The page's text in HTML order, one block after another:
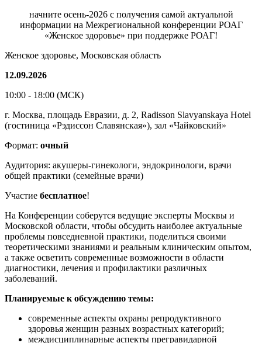
начните осень-2026 с получения самой актуальной
информации на Межрегиональной конференции РОАГ
«Женское здоровье» при поддержке РОАГ!
Женское здоровье, Московская область
12.09.2026
10:00 - 18:00 (МСК)
г. Москва, площадь Евразии, д. 2, Radisson Slavyanskaya Hotel
(гостиница «Рэдиссон Славянская»), зал «Чайковский»
Формат: очный
Аудитория: акушеры-гинекологи, эндокринологи, врачи
общей практики (семейные врачи)
Участие бесплатное!
На Конференции соберутся ведущие эксперты Москвы и
Московской области, чтобы обсудить наиболее актуальные
проблемы повседневной практики, поделиться своими
теоретическими знаниями и реальным клиническим опытом,
а также осветить современные возможности в области
диагностики, лечения и профилактики различных
заболеваний.
Планируемые к обсуждению темы:
современные аспекты охраны репродуктивного
здоровья женщин разных возрастных категорий;
междисциплинарные аспекты прегравидарной